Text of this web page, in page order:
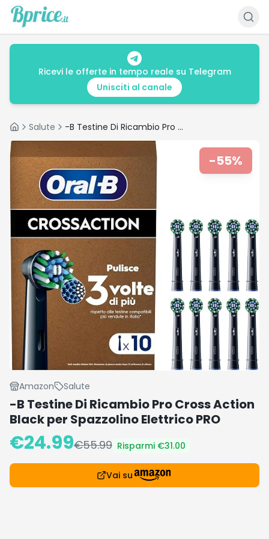
Ricevi le offerte in tempo reale su Telegram
Unisciti al canale
HomeSalute -B Testine Di Ricambio Pro Cross Action Black per Spazzolino Elettrico PRO
-55%
Amazon Salute
-B Testine Di Ricambio Pro Cross Action
Black per Spazzolino Elettrico PRO
€24.99€55.99 Risparmi €31.00
Vai su